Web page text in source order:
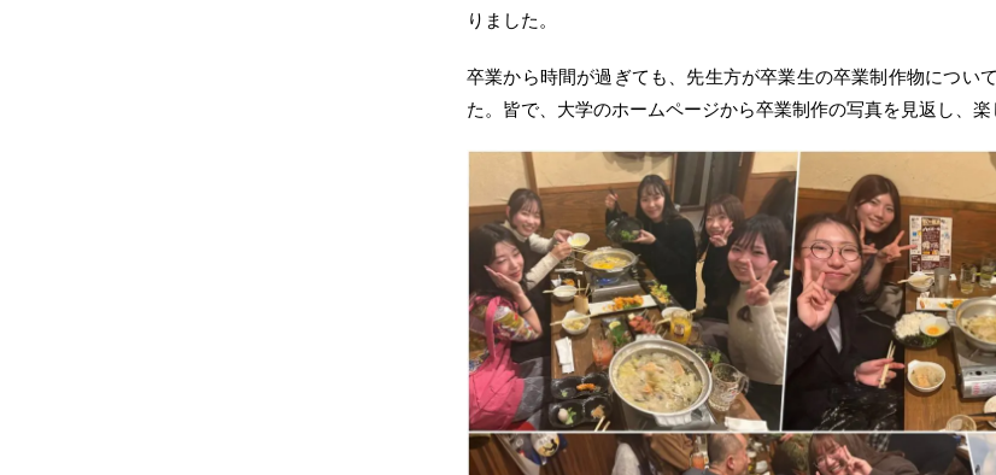
りました。
卒業から時間が過ぎても、先生方が卒業生の卒業制作物につい
た。皆で、大学のホームページから卒業制作の写真を見返し、楽